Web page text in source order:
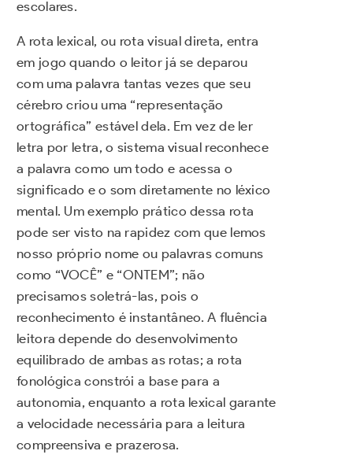
escolares.
A rota lexical, ou rota visual direta, entra
em jogo quando o leitor já se deparou
com uma palavra tantas vezes que seu
cérebro criou uma “representação
ortográfica” estável dela. Em vez de ler
letra por letra, o sistema visual reconhece
a palavra como um todo e acessa o
significado e o som diretamente no léxico
mental. Um exemplo prático dessa rota
pode ser visto na rapidez com que lemos
nosso próprio nome ou palavras comuns
como “VOCÊ” e “ONTEM”; não
precisamos soletrá-las, pois o
reconhecimento é instantâneo. A fluência
leitora depende do desenvolvimento
equilibrado de ambas as rotas; a rota
fonológica constrói a base para a
autonomia, enquanto a rota lexical garante
a velocidade necessária para a leitura
compreensiva e prazerosa.